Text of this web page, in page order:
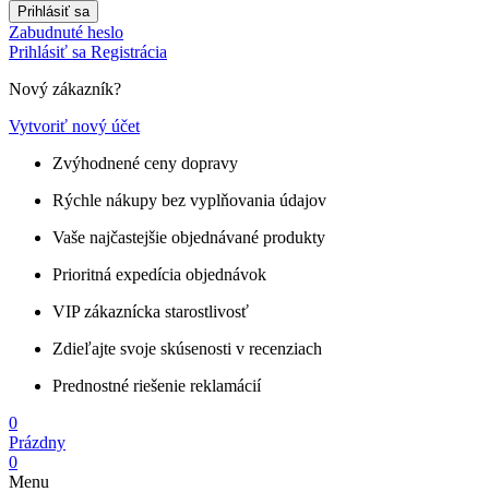
Prihlásiť sa
Zabudnuté heslo
Prihlásiť sa Registrácia
Nový zákazník?
Vytvoriť nový účet
Zvýhodnené ceny dopravy
Rýchle nákupy bez vyplňovania údajov
Vaše najčastejšie objednávané produkty
Prioritná expedícia objednávok
VIP zákaznícka starostlivosť
Zdieľajte svoje skúsenosti v recenziach
Prednostné riešenie reklamácií
0
Prázdny
0
Menu